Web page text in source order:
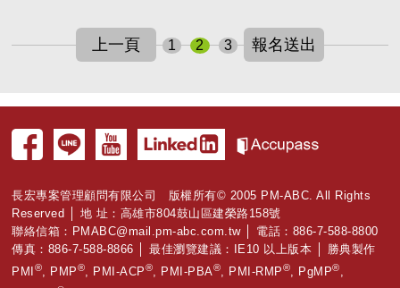
1 2 3
長宏專案管理顧問有限公司 版權所有© 2005 PM-ABC. All Rights
Reserved │ 地 址：高雄市804鼓山區建榮路158號
聯絡信箱： PMABC@mail.pm-abc.com.tw│ 電話：886-7-588-8800
傳真：886-7-588-8866 │ 最佳瀏覽建議：IE10 以上版本 │ 勝典製作
PMI ®, PMP®, PMI-ACP®, PMI-PBA®, PMI-RMP®, PgMP®,